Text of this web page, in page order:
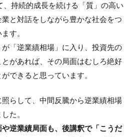
持続的成長を続ける「質」の高い
と対話をしながら豊かな社会をつ
す。
「逆業績相場」に入り、投資先の
があれば、その局面はむしろ絶好
できると思っています。
らして、中間反騰から逆業績相場
た。
逆業績局面も、後講釈で「こうだ